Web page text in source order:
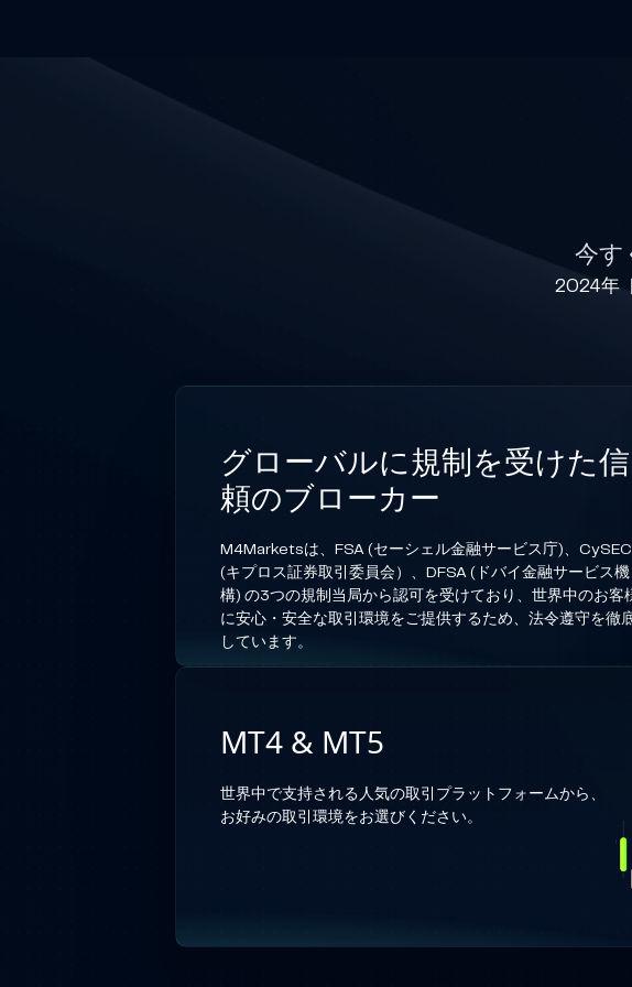
今
2024年
グローバルに規制を受けた信
頼のブローカー
M4Marketsは、FSA (セーシェル金融サービス庁)、CySEC
(キプロス証券取引委員会）、DFSA (ドバイ金融サービス機
構) の3つの規制当局から認可を受けており、世界中のお客
に安心・安全な取引環境をご提供するため、法令遵守を徹
しています。
MT4 & MT5
世界中で支持される人気の取引プラットフォームから、
お好みの取引環境をお選びください。